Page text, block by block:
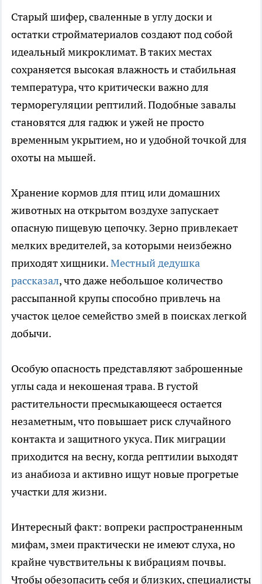
Старый шифер, сваленные в углу доски и
остатки стройматериалов создают под собой
идеальный микроклимат. В таких местах
сохраняется высокая влажность и стабильная
температура, что критически важно для
терморегуляции рептилий. Подобные завалы
становятся для гадюк и ужей не просто
временным укрытием, но и удобной точкой для
охоты на мышей.
Хранение кормов для птиц или домашних
животных на открытом воздухе запускает
опасную пищевую цепочку. Зерно привлекает
мелких вредителей, за которыми неизбежно
приходят хищники.Местный дедушка
рассказал, что даже небольшое количество
рассыпанной крупы способно привлечь на
участок целое семейство змей в поисках легкой
добычи.
Особую опасность представляют заброшенные
углы сада и некошеная трава. В густой
растительности пресмыкающееся остается
незаметным, что повышает риск случайного
контакта и защитного укуса. Пик миграции
приходится на весну, когда рептилии выходят
из анабиоза и активно ищут новые прогретые
участки для жизни.
Интересный факт: вопреки распространенным
мифам, змеи практически не имеют слуха, но
крайне чувствительны к вибрациям почвы.
Чтобы обезопасить себя и близких, специалисты